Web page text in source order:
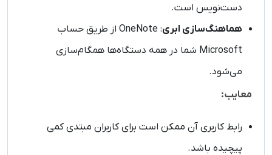
دست‌نویس است.
هماهنگ‌سازی ابری
: OneNote از طریق حساب
Microsoft شما در همه دستگاه‌ها همگام‌سازی
می‌شود.
معایب:
رابط کاربری آن ممکن است برای کاربران مبتدی کمی
پیچیده باشد.